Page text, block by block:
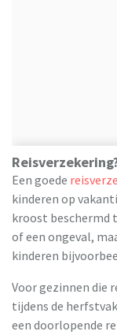
Een goede
kinderen op
kroost beschermd
of een ongeval,
kinderen
Voor gezinnen die
tijdens de
een doorlopende